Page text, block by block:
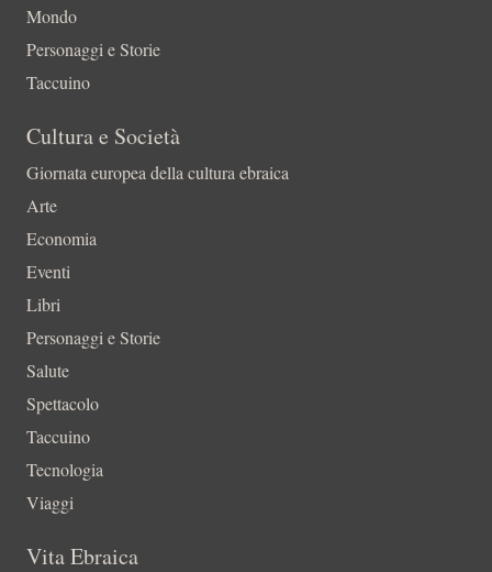
Mondo
Personaggi e Storie
Taccuino
Cultura e Società
Giornata europea della cultura ebraica
Arte
Economia
Eventi
Libri
Personaggi e Storie
Salute
Spettacolo
Taccuino
Tecnologia
Viaggi
Vita Ebraica